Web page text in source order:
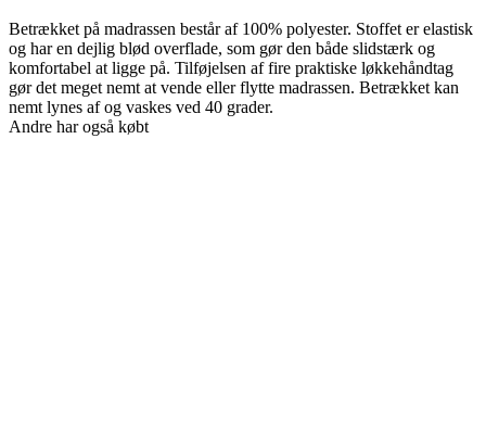
Betrækket på madrassen består af 100% polyester. Stoffet er elastisk
og har en dejlig blød overflade, som gør den både slidstærk og
komfortabel at ligge på. Tilføjelsen af fire praktiske løkkehåndtag
gør det meget nemt at vende eller flytte madrassen. Betrækket kan
nemt lynes af og vaskes ved 40 grader.
Andre har også købt